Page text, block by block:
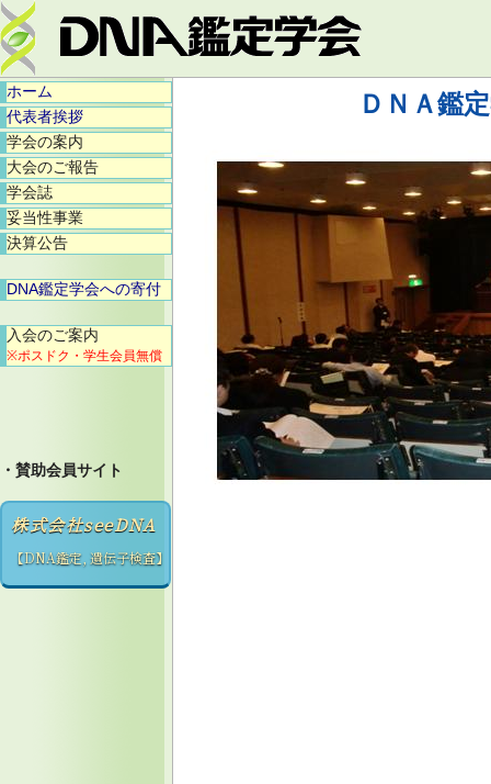
ホーム
代表者挨拶
学会の案内
大会のご報告
学会誌
妥当性事業
決算公告
DNA鑑定学会への寄付
入会のご案内
※ポスドク・学生会員無償
・賛助会員サイト
株式会社seeDNA
【DNA鑑定, 遺伝子検査】
ＤＮＡ鑑